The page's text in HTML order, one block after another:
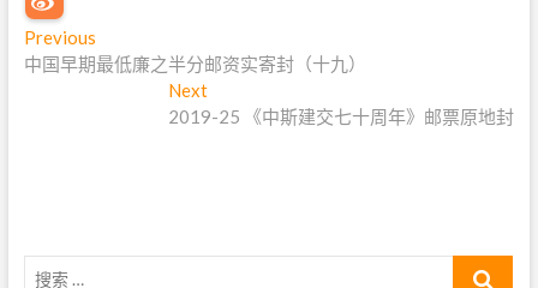
文
章
Previous
r
中国早期最低廉之半分邮资实寄封（十九）
Next
e
2019-25 《中斯建交七十周年》邮票原地封